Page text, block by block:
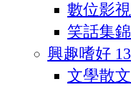
數位影視
笑話集錦
興趣嗜好 13
文學散文